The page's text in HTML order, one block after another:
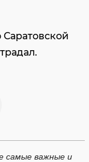
самые важные и